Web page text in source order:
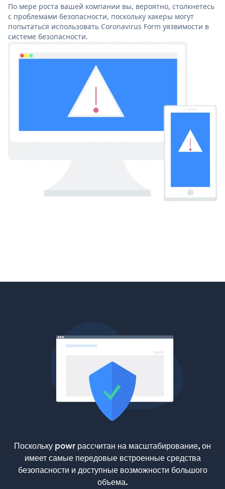
По мере роста вашей компании вы, вероятно, столкнетесь
с проблемами безопасности, поскольку хакеры могут
попытаться использовать Coronavirus Form уязвимости в
системе безопасности.
Поскольку powr рассчитан на масштабирование, он
имеет самые передовые встроенные средства
безопасности и доступные возможности большого
объема.